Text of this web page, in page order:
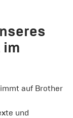
im
auf Brother
und